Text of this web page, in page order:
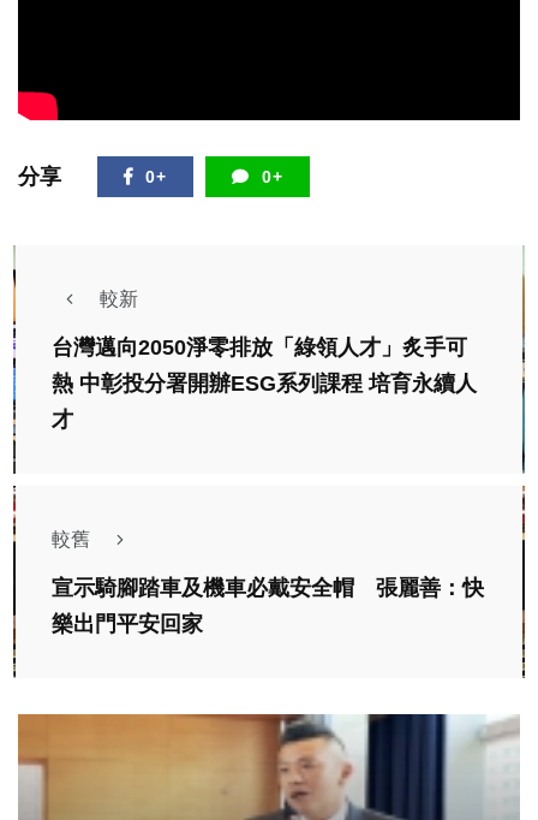
分享 0+ 0+
較新
台灣邁向2050淨零排放「綠領人才」炙手可
熱 中彰投分署開辦ESG系列課程 培育永續人
才
較舊
宣示騎腳踏車及機車必戴安全帽 張麗善：快
樂出門平安回家